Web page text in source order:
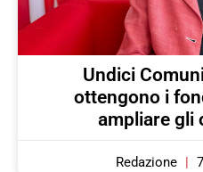
Undici
ottengono i
ampliare gli
Redazione